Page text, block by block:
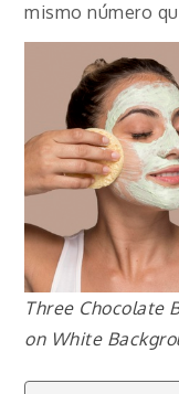
mismo número
Three Chocolate
on White